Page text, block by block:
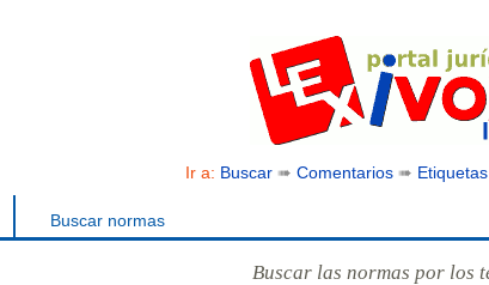
Ir a: Buscar➠ Comentarios➠ Etiquetas
Buscar normas
Buscar las normas por los